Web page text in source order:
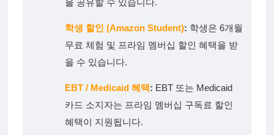
학생 할인 (Amazon Student): 학생은 6개월
무료 체험 및 프라임 멤버십 할인 혜택을 받
을 수 있습니다.
EBT / Medicaid 혜택: EBT 또는 Medicaid
카드 소지자는 프라임 멤버십 구독료 할인
혜택이 지원됩니다.